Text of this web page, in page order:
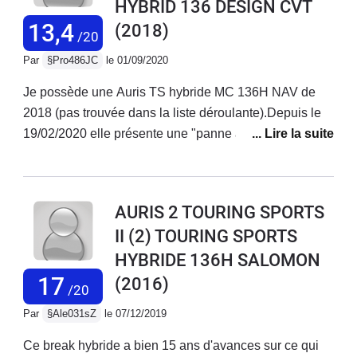
l'AURIS Touring Sport Hybride, je ne peux qu'apprécier
le confort et le côté pratique de cette dernière. Un bon
équipement et un look agréable. Une des meilleurs
voitures que j'ai pu avoir depuis 1973 (11 voitures et 1
500 000 km parcourus).
13,4/20
HYBRID 136 DESIGN CVT
(2018)
Par §Pro486JC le 01/09/2020
Je possède une Auris TS hybride MC 136H NAV de
2018 (pas trouvée dans la liste déroulante).Depuis le
19/02/2020 elle présente une "panne aléatoire" avec le
vitesses". Impossible alors de faire avancer ou reculer
réparation : changement du système de changement
de vitesses... Même panne 9 jours après. 2ème
remorquage chez le concessionnaire. Je suis privé de
ma voiture du 9 mars jusqu'au 23 juillet avec près de
900km en plus au compteur liés aux essais du garage
!!! Un technicien de Paris descendu dans le Midi avait
trouvé la cause : problème de connectique. Une
17 /20
AURIS 2 TOURING SPORTS
II (2) TOURING SPORTS
HYBRIDE 136H SALOMON
(2016)
Par §Ale031sZ le 07/12/2019
Ce break hybride a bien 15 ans d'avances sur ce qui